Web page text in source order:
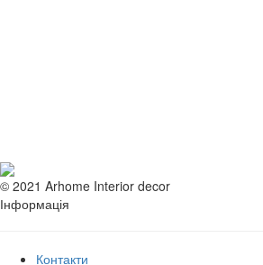
© 2021 Arhome Interior decor
Інформація
Контакти